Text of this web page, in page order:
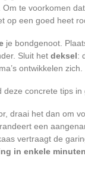
te voorkomen
op een goed heet
je bondgenoot.
Sluit het deksel:
ontwikkelen zich.
concrete tips in
draai het dan om
een
vertraagt de
in enkele minuten